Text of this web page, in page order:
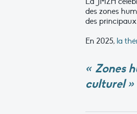
des zones
des
En 2025, la
« Zones
culturel »